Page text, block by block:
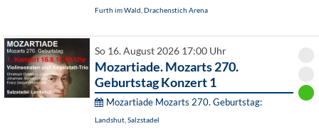
Furth im Wald, Drachenstich Arena
So 16. August 2026 17:00 Uhr
Mozartiade. Mozarts 270.
Geburtstag Konzert 1
Mozartiade Mozarts 270. Geburtstag:
Landshut, Salzstadel